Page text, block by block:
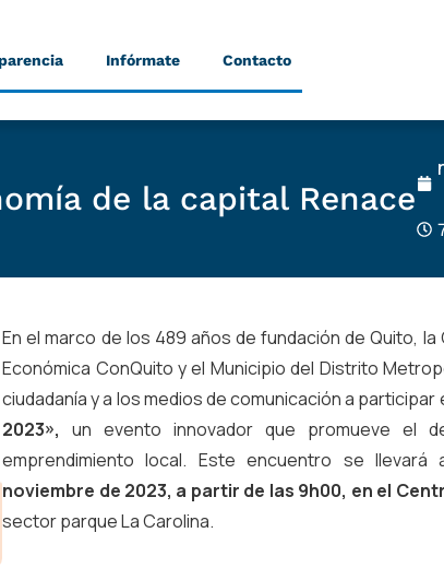
Infórmate Contacto
de la capital Renace
En el marco de los 489 años de fundación de Quito,
Económica ConQuito y el Municipio del Distrito
ciudadanía y a los medios de comunicación a participar
2023», un evento innovador que promueve el
emprendimiento local. Este encuentro se llevará
noviembre de 2023, a partir de las 9h00, en el
sector parque La Carolina.